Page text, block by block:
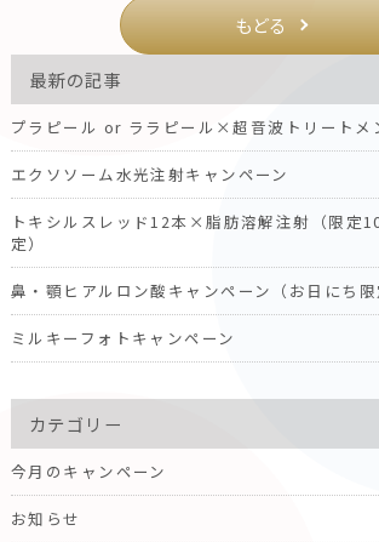
もどる
最新の記事
プラピール or ララピール×超音波トリートメ
エクソソーム水光注射キャンペーン
トキシルスレッド12本×脂肪溶解注射（限定
定）
鼻・顎ヒアルロン酸キャンペーン（お日にち限
ミルキーフォトキャンペーン
カテゴリー
今月のキャンペーン
お知らせ